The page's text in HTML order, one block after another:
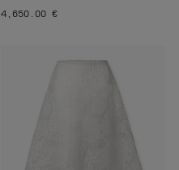
‌4,650.00 €